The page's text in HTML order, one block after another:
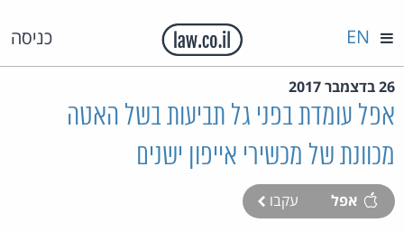
כניסה EN
26 בדצמבר 2017
אפל עומדת בפני גל תביעות בשל האטה
מכוונת של מכשירי אייפון ישנים
אפל עקבו